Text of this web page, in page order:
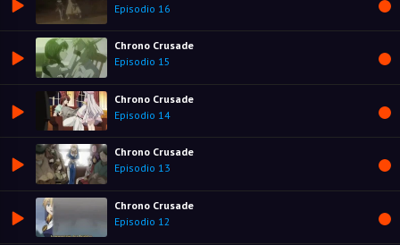
Episodio 16
Chrono Crusade
Episodio 15
Chrono Crusade
Episodio 14
Chrono Crusade
Episodio 13
Chrono Crusade
Episodio 12